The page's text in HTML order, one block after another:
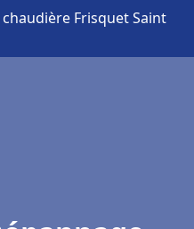
Frisquet Saint